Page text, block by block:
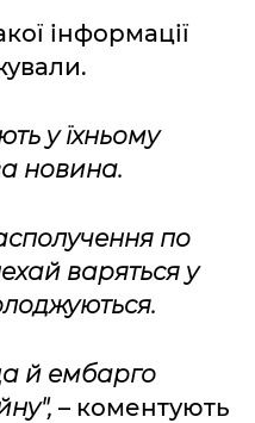
інформації
у їхньому
новина.
по
варяться у
й ембарго
– коментують